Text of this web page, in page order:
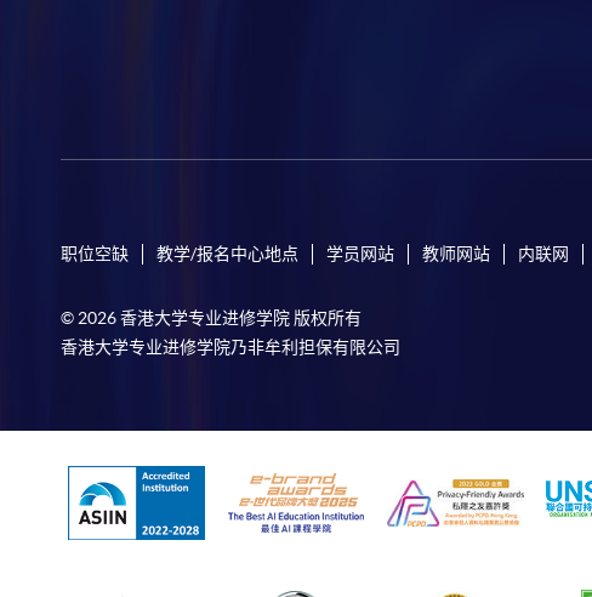
职位空缺 教学/报名中心地点 学员网站 教师网站 内联网
© 2026 香港大学专业进修学院 版权所有
香港大学专业进修学院乃非牟利担保有限公司